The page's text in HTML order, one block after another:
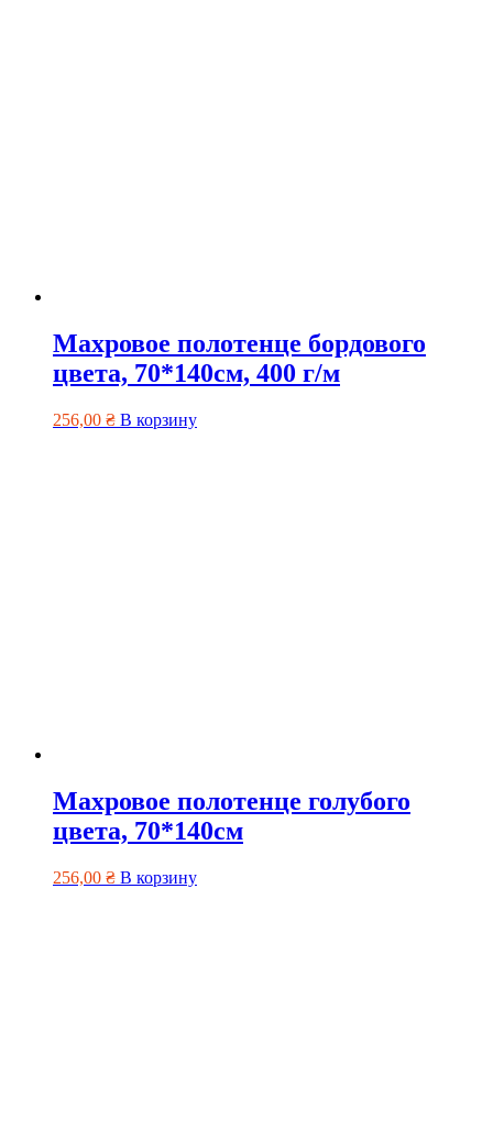
Махровое полотенце бордового
цвета, 70*140см, 400 г/м
256,00 ₴ В корзину
Махровое полотенце голубого
цвета, 70*140см
256,00 ₴ В корзину